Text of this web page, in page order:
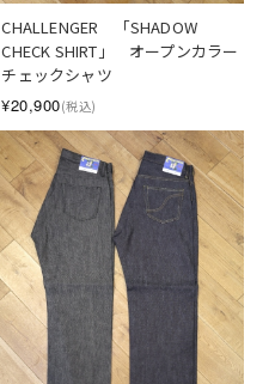
CHALLENGER　「SHADOW
CHECK SHIRT」　オープンカラー
チェックシャツ
¥20,900(税込)